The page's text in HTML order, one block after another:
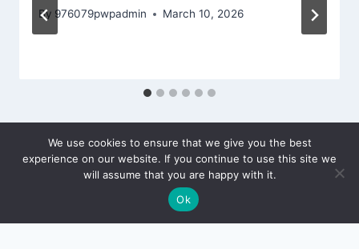
By 976079pwpadmin March 10, 2026
We use cookies to ensure that we give you the best
experience on our website. If you continue to use this site we
will assume that you are happy with it.
Ok